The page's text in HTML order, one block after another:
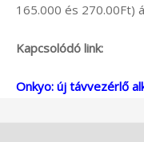
165.000 és 270.00Ft)
Kapcsolódó link:
Onkyo: új távvezérlő